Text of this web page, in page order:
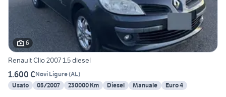
6
Renault Clio 2007 1.5 diesel
1.600 €Novi Ligure(AL)
Usato
05/2007 230000 Km Diesel Manuale Euro 4